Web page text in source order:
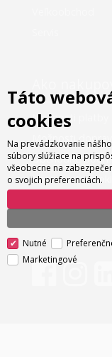
Možnosti platby
Možnosti dopravy
Obchodné
Nastavenie
Informácie o
Táto
cookies
Na prevádzkovanie
súbory slúžiace na
všeobecne na
o svojich preferenciách.
Nutné
Marketingové